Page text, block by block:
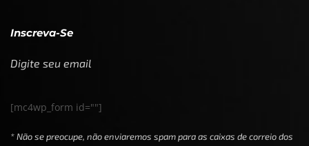
Inscreva-Se
Digite seu email
[mc4wp_form id=""]
* Não se preocupe, não enviaremos spam para as caixas de correio dos